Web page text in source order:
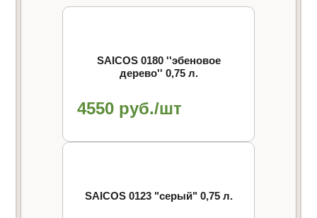
SAICOS 0180 ''эбеновое
дерево'' 0,75 л.
4550 руб./шт
SAICOS 0123 "cерый" 0,75 л.